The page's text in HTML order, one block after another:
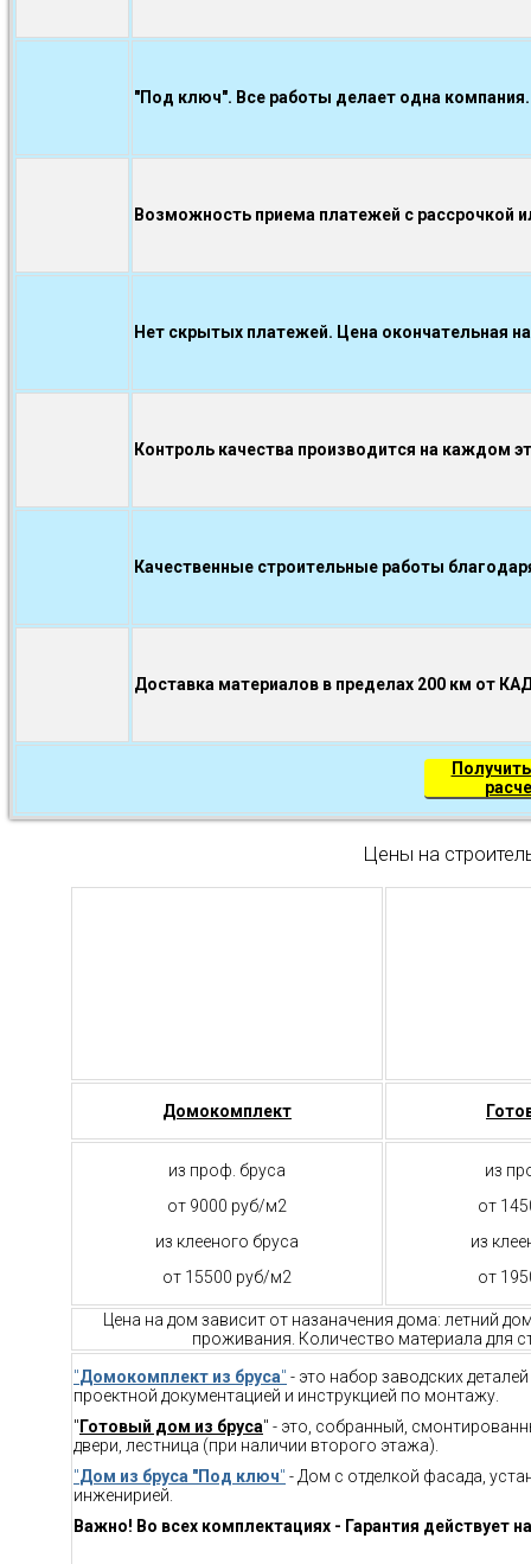
"Под ключ". Все работы делает одна компания.
Возможность приема платежей с рассрочкой
Нет скрытых платежей. Цена окончательная
Контроль качества производится на каждом
Качественные строительные работы
Доставка материалов в пределах 200 км от
Цены на
Домокомплект
из проф. бруса
от 9000 руб/м2
из клееного бруса
от 15500 руб/м2
из
от
из
от
Цена на дом зависит от назаначения дома: летний
проживания. Количество материала для
"Домокомплект из бруса" - это набор заводских
проектной документацией и инструкцией по монтажу.
" Готовый дом из бруса" - это, собранный,
двери, лестница (при наличии второго этажа).
"Дом из бруса "Под ключ" - Дом с отделкой фасада,
инженирией.
Важно! Во всех комплектациях - Гарантия действует